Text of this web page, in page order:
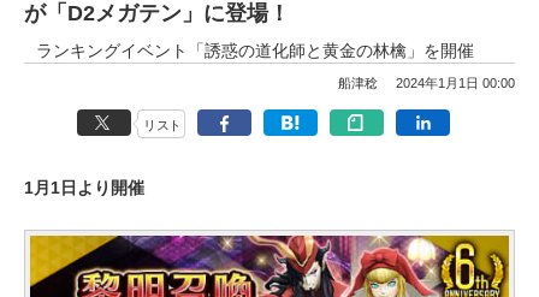
が「D2メガテン」に登場！
ランキングイベント「誘惑の道化師と黄金の林檎」を開催
船津稔 2024年1月1日 00:00
リスト
1月1日より開催